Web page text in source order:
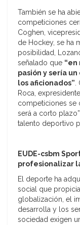
También se ha
competiciones
Coghen,
de Hockey, se ha
posibilidad,
señalado que “en
pasión y sería
los aficionados”.
Roca,
competiciones se
será a corto
talento deportivo
EUDE-csbm
profesionalizar
El deporte ha
social que
globalización, el
desarrolla y los
sociedad exigen